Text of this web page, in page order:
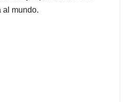
al mundo.